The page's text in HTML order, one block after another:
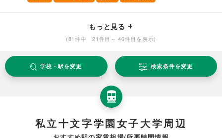
もっと見る
(81件中 21件目～ 40件目を表示)
学校・駅を変更 検索条件を変更
私立十文字学園女子大学周辺